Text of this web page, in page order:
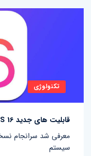
تکنولوژی
قابلیت های جدید iOS 16 معرفی شد
سیستم